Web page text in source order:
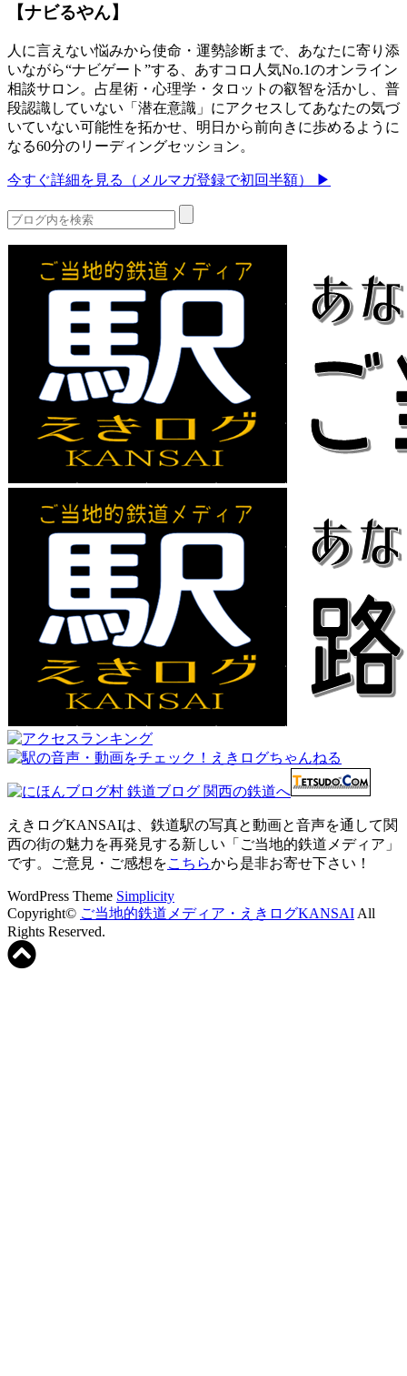
【ナビるやん】
人に言えない悩みから使命・運勢診断まで、あなたに寄り添
いながら“ナビゲート”する、あすコロ人気No.1のオンライン
相談サロン。占星術・心理学・タロットの叡智を活かし、普
段認識していない「潜在意識」にアクセスしてあなたの気づ
いていない可能性を拓かせ、明日から前向きに歩めるように
なる60分のリーディングセッション。
今すぐ詳細を見る（メルマガ登録で初回半額） ▶
えきログKANSAIは、鉄道駅の写真と動画と音声を通して関
西の街の魅力を再発見する新しい「ご当地的鉄道メディア」
です。ご意見・ご感想をこちらから是非お寄せ下さい！
WordPress Theme Simplicity
Copyright© ご当地的鉄道メディア・えきログKANSAI All
Rights Reserved.